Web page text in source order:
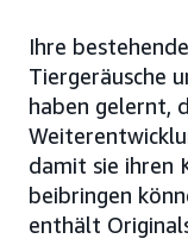
Ihre
Tiergeräusche
haben gelernt,
damit sie ihren
beibringen
enthält